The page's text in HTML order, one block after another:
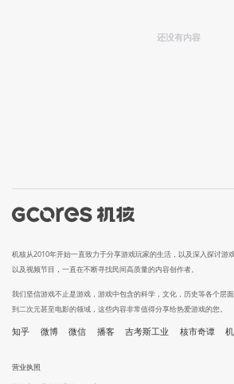
还没有内容
机核从2010年开始一直致力于分享游戏玩家的生活，以及深入探讨游
以及视频节目，一直在不断寻找民间高质量的内容创作者。
我们坚信游戏不止是游戏，游戏中包含的科学，文化，历史等各个层
到二次元甚至电影的领域，这些内容非常值得分享给热爱游戏的您。
知乎 微博 微信 播客 吉考斯工业 核市奇谭
营业执照